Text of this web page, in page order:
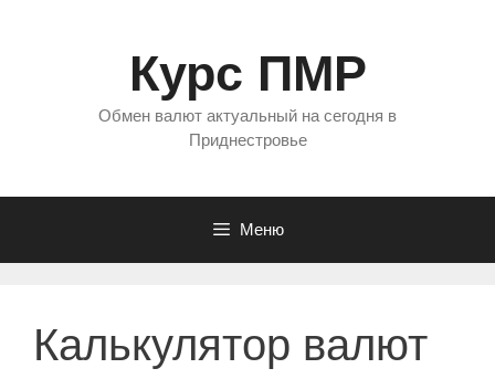
Курс ПМР
Обмен валют актуальный на сегодня в
Приднестровье
Меню
Калькулятор валют